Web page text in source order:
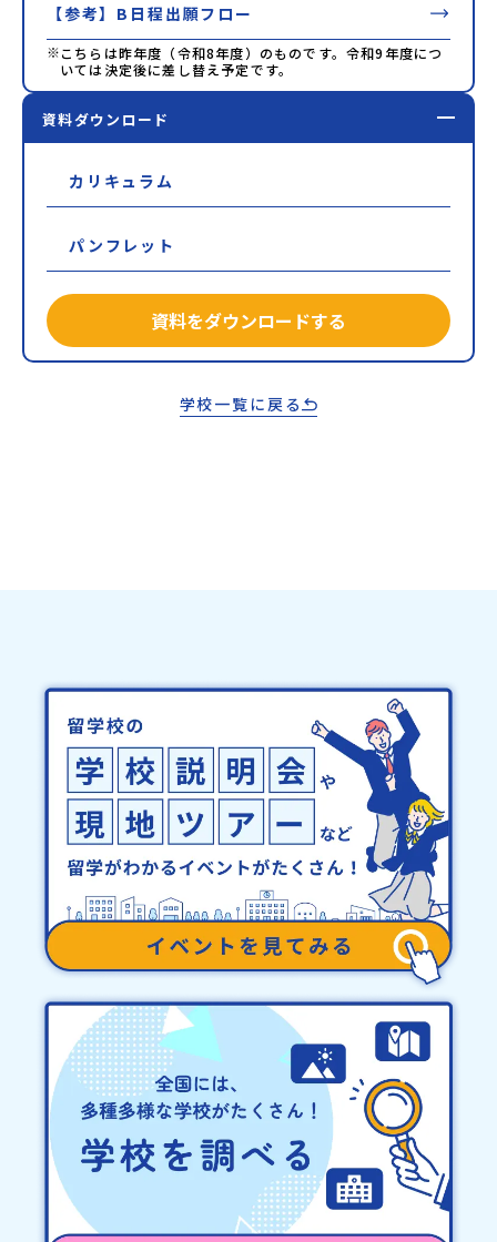
【参考】B日程出願フロー
※こちらは昨年度（令和8年度）のものです。令和9年度につ
いては決定後に差し替え予定です。
資料ダウンロード
カリキュラム
パンフレット
資料をダウンロードする
学校一覧に戻る